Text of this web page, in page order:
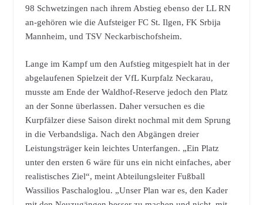
98 Schwetzingen nach ihrem Abstieg ebenso der LL RN
an-gehören wie die Aufsteiger FC St. Ilgen, FK Srbija
Mannheim, und TSV Neckarbischofsheim.
Lange im Kampf um den Aufstieg mitgespielt hat in der
abgelaufenen Spielzeit der VfL Kurpfalz Neckarau,
musste am Ende der Waldhof-Reserve jedoch den Platz
an der Sonne überlassen. Daher versuchen es die
Kurpfälzer diese Saison direkt nochmal mit dem Sprung
in die Verbandsliga. Nach den Abgängen dreier
Leistungsträger kein leichtes Unterfangen. „Ein Platz
unter den ersten 6 wäre für uns ein nicht einfaches, aber
realistisches Ziel“, meint Abteilungsleiter Fußball
Wassilios Paschaloglou. „Unser Plan war es, den Kader